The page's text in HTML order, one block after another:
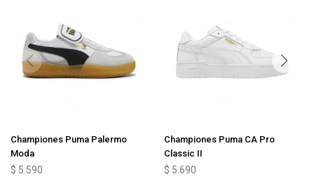
Championes Puma Palermo
Moda
$ 5.590
Championes Puma CA Pro
Classic II
$ 5.690